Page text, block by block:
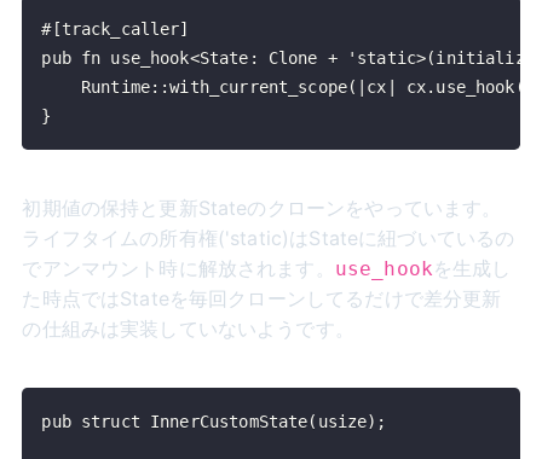
}
初期値の保持と更新Stateのクローンをやっています。
ライフタイムの所有権('static)はStateに紐づいているの
でアンマウント時に解放されます。 use_hookを生成し
た時点ではStateを毎回クローンしてるだけで差分更新
の仕組みは実装していないようです。